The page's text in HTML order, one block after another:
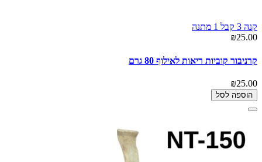
קנה 3 קבל 1 מתנה
₪25.00
קרניבור קוביות ריאות לאילוף 80 גרם
₪25.00
הוספה לסל